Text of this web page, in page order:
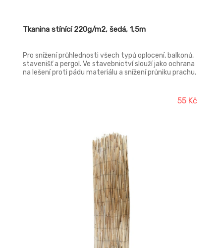
Tkanina stínící 220g/m2, šedá, 1,5m
Pro snížení průhlednosti všech typů oplocení, balkonů,
stavenišť a pergol. Ve stavebnictví slouží jako ochrana
na lešení proti pádu materiálu a snížení průniku prachu.
na přikrytí drobného ovoce proti ozobu ptactvem, jako
55 Kč